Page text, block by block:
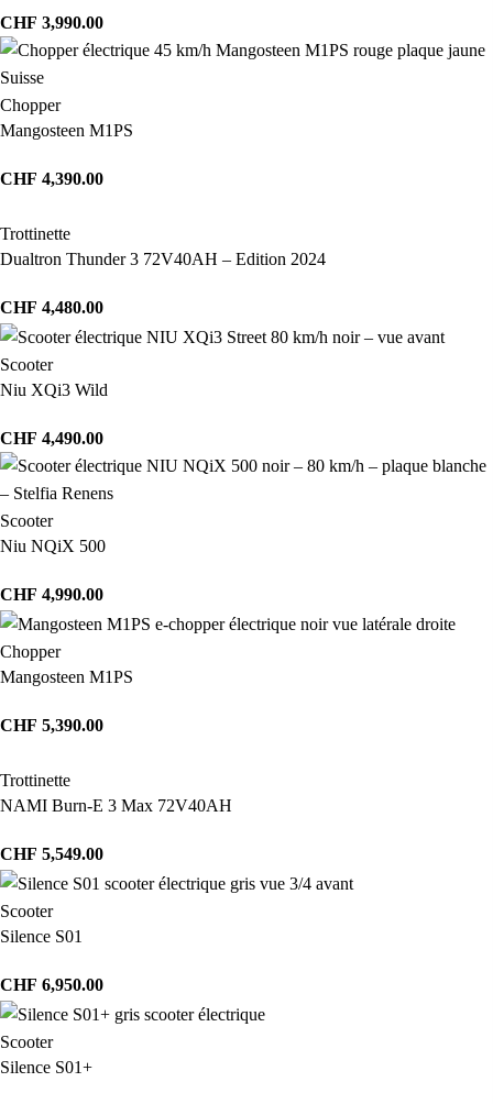
CHF 3,990.00
Chopper
Mangosteen M1PS
CHF 4,390.00
Trottinette
Dualtron Thunder 3 72V40AH – Edition 2024
CHF 4,480.00
Scooter
Niu XQi3 Wild
CHF 4,490.00
Scooter
Niu NQiX 500
CHF 4,990.00
Chopper
Mangosteen M1PS
CHF 5,390.00
Trottinette
NAMI Burn-E 3 Max 72V40AH
CHF 5,549.00
Scooter
Silence S01
CHF 6,950.00
Scooter
Silence S01+